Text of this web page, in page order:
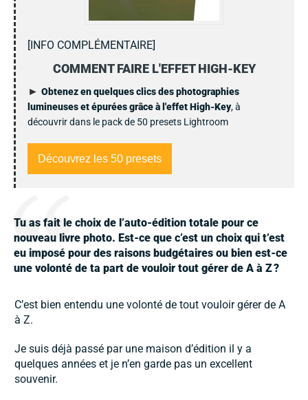
[INFO COMPLÉMENTAIRE]
COMMENT FAIRE L'EFFET HIGH-KEY
► Obtenez en quelques clics des photographies
lumineuses et épuréesgrâce à l'effet High-Key, à
découvrir dans le pack de 50 presets Lightroom
Découvrez les 50 presets
Tu as fait le choix de l’auto-édition totale pour ce
nouveau livre photo. Est-ce que c’est un choix qui t’est
eu imposé pour des raisons budgétaires ou bien est-ce
une volonté de ta part de vouloir tout gérer de A à Z?
C’est bien entendu une volonté de tout vouloir gérer de A
à Z.
Je suis déjà passé par une maison d’édition il y a
quelques années et je n’en garde pas un excellent
souvenir.